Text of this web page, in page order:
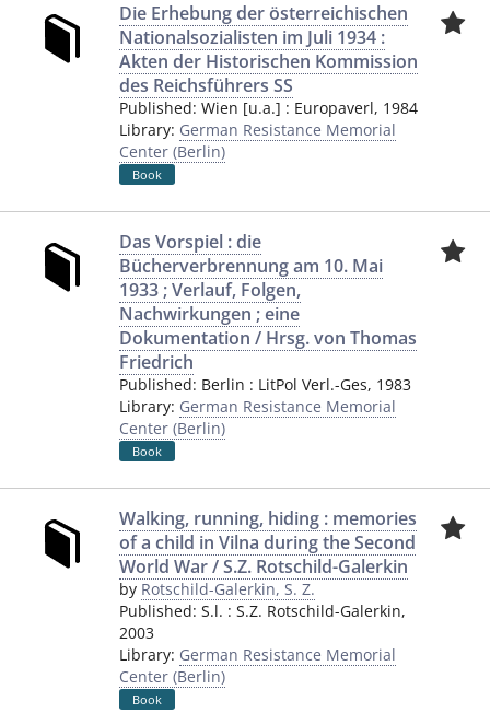
Die Erhebung der österreichischen
Nationalsozialisten im Juli 1934 :
Akten der Historischen Kommission
des Reichsführers SS
Published: Wien [u.a.] : Europaverl, 1984
Library: German Resistance Memorial
Center (Berlin)
Book
Das Vorspiel : die
Bücherverbrennung am 10. Mai
1933 ; Verlauf, Folgen,
Nachwirkungen ; eine
Dokumentation / Hrsg. von Thomas
Friedrich
Published: Berlin : LitPol Verl.-Ges, 1983
Library: German Resistance Memorial
Center (Berlin)
Book
Walking, running, hiding : memories
of a child in Vilna during the Second
World War / S.Z. Rotschild-Galerkin
by Rotschild-Galerkin, S. Z.
Published: S.l. : S.Z. Rotschild-Galerkin,
2003
Library: German Resistance Memorial
Center (Berlin)
Book